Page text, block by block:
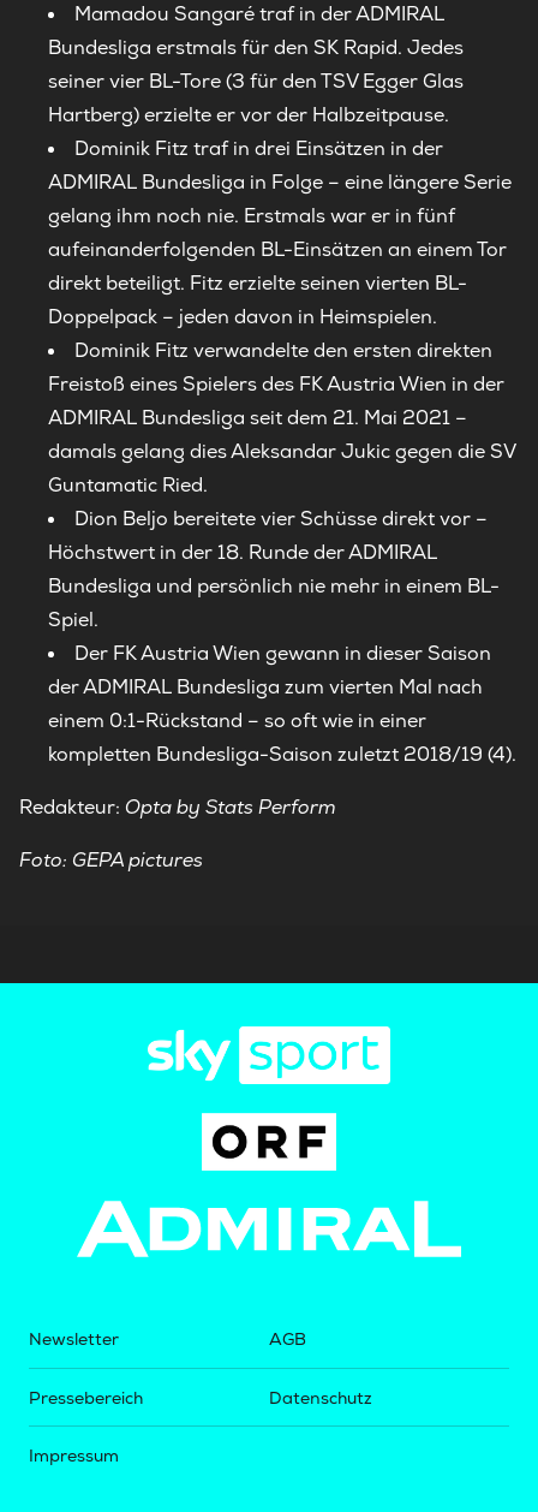
Mamadou Sangaré traf in der ADMIRAL
Bundesliga erstmals für den SK Rapid. Jedes
seiner vier BL-Tore (3 für den TSV Egger Glas
Hartberg) erzielte er vor der Halbzeitpause.
Dominik Fitz traf in drei Einsätzen in der
ADMIRAL Bundesliga in Folge – eine längere Serie
gelang ihm noch nie. Erstmals war er in fünf
aufeinanderfolgenden BL-Einsätzen an einem Tor
direkt beteiligt. Fitz erzielte seinen vierten BL-
Doppelpack – jeden davon in Heimspielen.
Dominik Fitz verwandelte den ersten direkten
Freistoß eines Spielers des FK Austria Wien in der
ADMIRAL Bundesliga seit dem 21. Mai 2021 –
damals gelang dies Aleksandar Jukic gegen die SV
Guntamatic Ried.
Dion Beljo bereitete vier Schüsse direkt vor –
Höchstwert in der 18. Runde der ADMIRAL
Bundesliga und persönlich nie mehr in einem BL-
Spiel.
Der FK Austria Wien gewann in dieser Saison
der ADMIRAL Bundesliga zum vierten Mal nach
einem 0:1-Rückstand – so oft wie in einer
kompletten Bundesliga-Saison zuletzt 2018/19 (4).
Redakteur: Opta by Stats Perform
Foto: GEPA pictures
Newsletter
Pressebereich
Impressum
AGB
Datenschutz